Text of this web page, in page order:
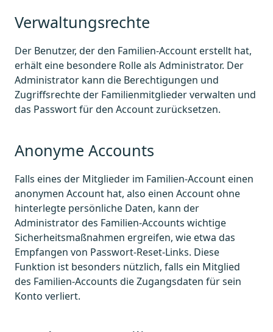
Verwaltungsrechte
Der Benutzer, der den Familien-Account erstellt hat,
erhält eine besondere Rolle als Administrator. Der
Administrator kann die Berechtigungen und
Zugriffsrechte der Familienmitglieder verwalten und
das Passwort für den Account zurücksetzen.
Anonyme Accounts
Falls eines der Mitglieder im Familien-Account einen
anonymen Account hat, also einen Account ohne
hinterlegte persönliche Daten, kann der
Administrator des Familien-Accounts wichtige
Sicherheitsmaßnahmen ergreifen, wie etwa das
Empfangen von Passwort-Reset-Links. Diese
Funktion ist besonders nützlich, falls ein Mitglied
des Familien-Accounts die Zugangsdaten für sein
Konto verliert.